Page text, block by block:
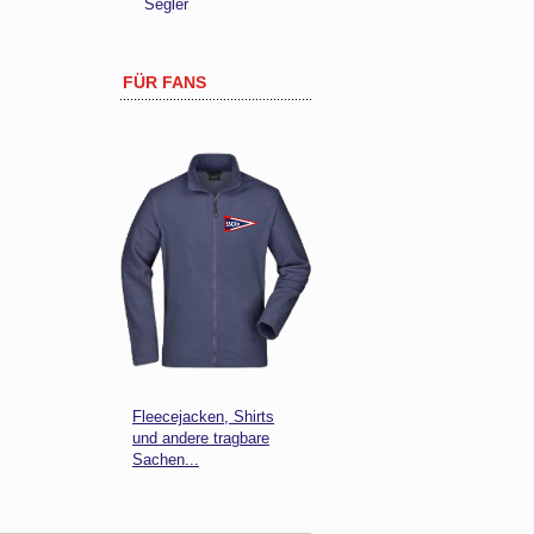
Segler
FÜR FANS
Fleecejacken, Shirts
und andere tragbare
Sachen...